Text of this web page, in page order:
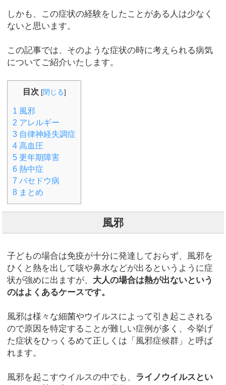
しかも、この症状の経験をしたことがある人は少なく
ないと思います。
この記事では、そのような症状の時に考えられる病気
についてご紹介いたします。
目次 [閉じる]
1 風邪
2 アレルギー
3 自律神経失調症
4 高血圧
5 更年期障害
6 熱中症
7 バセドウ病
8 まとめ
風邪
子どもの場合は免疫が十分に発達しておらず、風邪を
ひくと熱を出して咳や鼻水などが出るというように症
状が強めに出ますが、 大人の場合は熱が出ないという
のはよくあるケースです。
風邪は様々な細菌やウイルスによって引き起こされる
ので原因を特定することが難しい症例が多く、今挙げ
た症状をひっくるめて正しくは「風邪症候群」と呼ば
れます。
風邪を起こすウイルスの中でも、 ライノウイルスとい